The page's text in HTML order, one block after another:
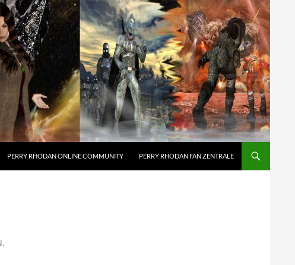
PERRY RHODAN ONLINE COMMUNITY PERRY RHODAN FAN ZENTRALE